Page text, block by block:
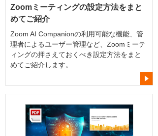
Zoomミーティングの設定方法をまと
めてご紹介
Zoom AI Companionの利用可能な機能、管
理者によるユーザー管理など、Zoomミーテ
ィングの押さえておくべき設定方法をまと
めてご紹介します。